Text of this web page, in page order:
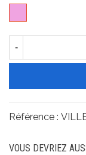
-
Référence :
VOUS DEVRIEZ